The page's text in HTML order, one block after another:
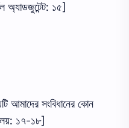
অ্যাডজুটেন্ট: ১৫]
আমাদের সংবিধানের কোন
১৭-১৮]